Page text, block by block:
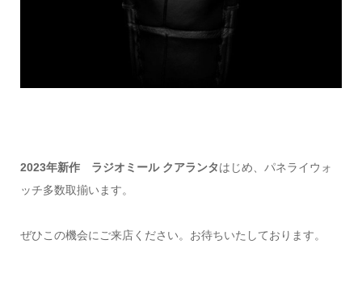
2023年新作 ラジオミール クアランタはじめ、パネライウォ
ッチ多数取揃います。
ぜひこの機会にご来店ください。お待ちいたしております。